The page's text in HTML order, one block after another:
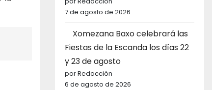
7 de agosto de 2026
Xomezana Baxo celebrará las
Fiestas de la Escanda los días 22
y 23 de agosto
por Redacción
6 de agosto de 2026